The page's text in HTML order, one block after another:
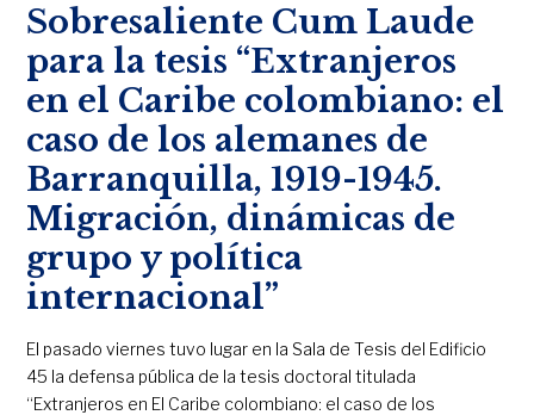
Sobresaliente Cum Laude
para la tesis “Extranjeros
en el Caribe colombiano: el
caso de los alemanes de
Barranquilla, 1919-1945.
Migración, dinámicas de
grupo y política
internacional”
El pasado viernes tuvo lugar en la Sala de Tesis del Edificio
45 la defensa pública de la tesis doctoral titulada
“Extranjeros en El Caribe colombiano: el caso de los